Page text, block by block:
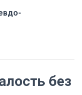
без